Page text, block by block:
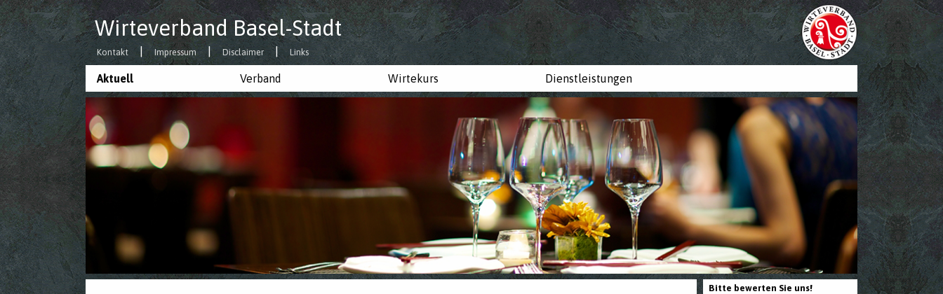
Wirteverband Basel-Stadt
Kontakt Impressum Disclaimer Links
Aktuell Verband Wirtekurs Dienstleistungen
Bitte bewerten Sie uns!